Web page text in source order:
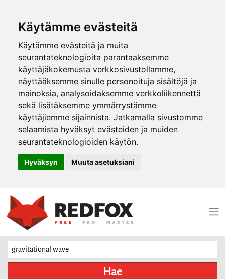
Käytämme evästeitä
Käytämme evästeitä ja muita
seurantateknologioita parantaaksemme
käyttäjäkokemusta verkkosivustollamme,
näyttääksemme sinulle personoituja sisältöjä ja
mainoksia, analysoidaksemme verkkoliikennettä
sekä lisätäksemme ymmärrystämme
käyttäjiemme sijainnista. Jatkamalla sivustomme
selaamista hyväksyt evästeiden ja muiden
seurantateknologioiden käytön.
Hyväksyn Muuta asetuksiani
Hae